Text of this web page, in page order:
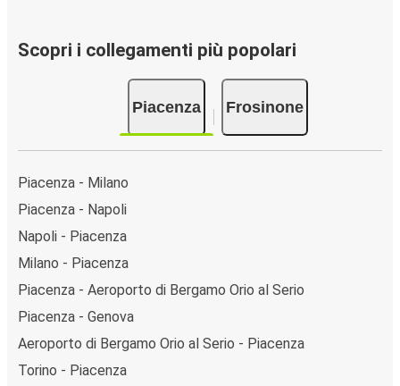
Scopri i collegamenti più popolari
Piacenza Frosinone
Piacenza - Milano
Piacenza - Napoli
Napoli - Piacenza
Milano - Piacenza
Piacenza - Aeroporto di Bergamo Orio al Serio
Piacenza - Genova
Aeroporto di Bergamo Orio al Serio - Piacenza
Torino - Piacenza